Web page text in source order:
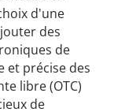
d'une
des
de
et précise des
libre (OTC)
de